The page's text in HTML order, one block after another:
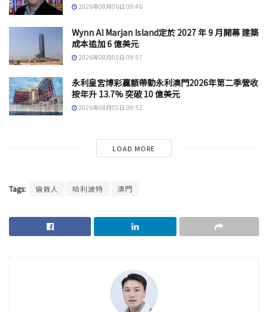
2026年08月06日 09:46
Wynn Al Marjan Island定於 2027 年 9 月開幕 建築
成本追加 6 億美元
2026年08月05日 09:57
永利皇宮博彩贏額帶動永利澳門2026年第二季營收
按年升 13.7% 突破 10 億美元
2026年08月05日 09:52
LOAD MORE
Tags: 倫敦人 哈利波特 澳門